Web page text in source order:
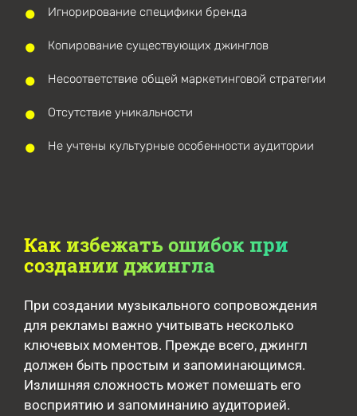
Игнорирование специфики бренда
Копирование существующих джинглов
Несоответствие общей маркетинговой стратегии
Отсутствие уникальности
Не учтены культурные особенности аудитории
Как избежать ошибок при
создании джингла
При создании музыкального сопровождения
для рекламы важно учитывать несколько
ключевых моментов. Прежде всего, джингл
должен быть простым и запоминающимся.
Излишняя сложность может помешать его
восприятию и запоминанию аудиторией.